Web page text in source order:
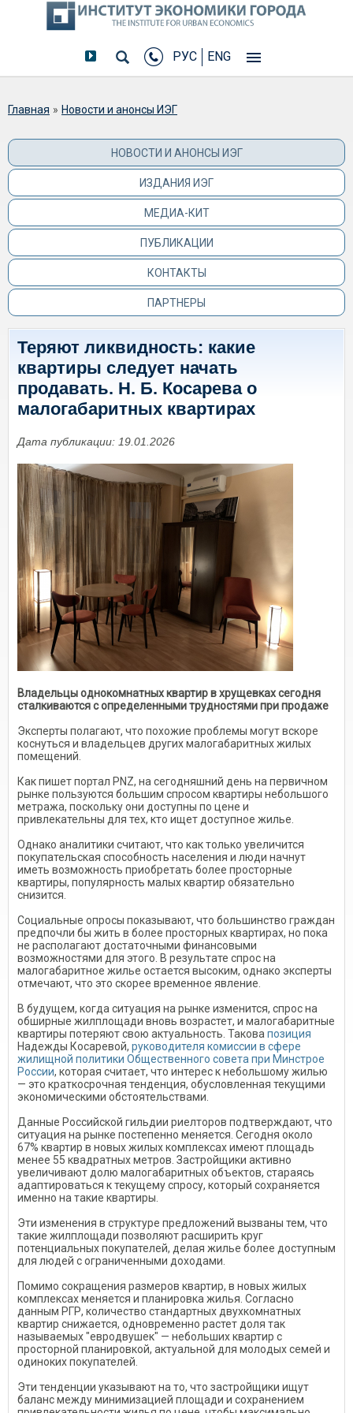
РУС ENG
Вы здесь
Главная » Новости и анонсы ИЭГ
НОВОСТИ И АНОНСЫ ИЭГ
ИЗДАНИЯ ИЭГ
МЕДИА-КИТ
ПУБЛИКАЦИИ
КОНТАКТЫ
ПАРТНЕРЫ
Теряют ликвидность: какие
квартиры следует начать
продавать. Н. Б. Косарева о
малогабаритных квартирах
Дата публикации: 19.01.2026
Владельцы однокомнатных квартир в хрущевках сегодня
сталкиваются с определенными трудностями при продаже
Эксперты полагают, что похожие проблемы могут вскоре
коснуться и владельцев других малогабаритных жилых
помещений.
Как пишет портал PNZ, на сегодняшний день на первичном
рынке пользуются большим спросом квартиры небольшого
метража, поскольку они доступны по цене и
привлекательны для тех, кто ищет доступное жилье.
Однако аналитики считают, что как только увеличится
покупательская способность населения и люди начнут
иметь возможность приобретать более просторные
квартиры, популярность малых квартир обязательно
снизится.
Социальные опросы показывают, что большинство граждан
предпочли бы жить в более просторных квартирах, но пока
не располагают достаточными финансовыми
возможностями для этого. В результате спрос на
малогабаритное жилье остается высоким, однако эксперты
отмечают, что это скорее временное явление.
В будущем, когда ситуация на рынке изменится, спрос на
обширные жилплощади вновь возрастет, и малогабаритные
квартиры потеряют свою актуальность. Такова позиция
Надежды Косаревой, руководителя комиссии в сфере
жилищной политики Общественного совета при Минстрое
России, которая считает, что интерес к небольшому жилью
— это краткосрочная тенденция, обусловленная текущими
экономическими обстоятельствами.
Данные Российской гильдии риелторов подтверждают, что
ситуация на рынке постепенно меняется. Сегодня около
67% квартир в новых жилых комплексах имеют площадь
менее 55 квадратных метров. Застройщики активно
увеличивают долю малогабаритных объектов, стараясь
адаптироваться к текущему спросу, который сохраняется
именно на такие квартиры.
Эти изменения в структуре предложений вызваны тем, что
такие жилплощади позволяют расширить круг
потенциальных покупателей, делая жилье более доступным
для людей с ограниченными доходами.
Помимо сокращения размеров квартир, в новых жилых
комплексах меняется и планировка жилья. Согласно
данным РГР, количество стандартных двухкомнатных
квартир снижается, одновременно растет доля так
называемых "евродвушек" — небольших квартир с
просторной планировкой, актуальной для молодых семей и
одиноких покупателей.
Эти тенденции указывают на то, что застройщики ищут
баланс между минимизацией площади и сохранением